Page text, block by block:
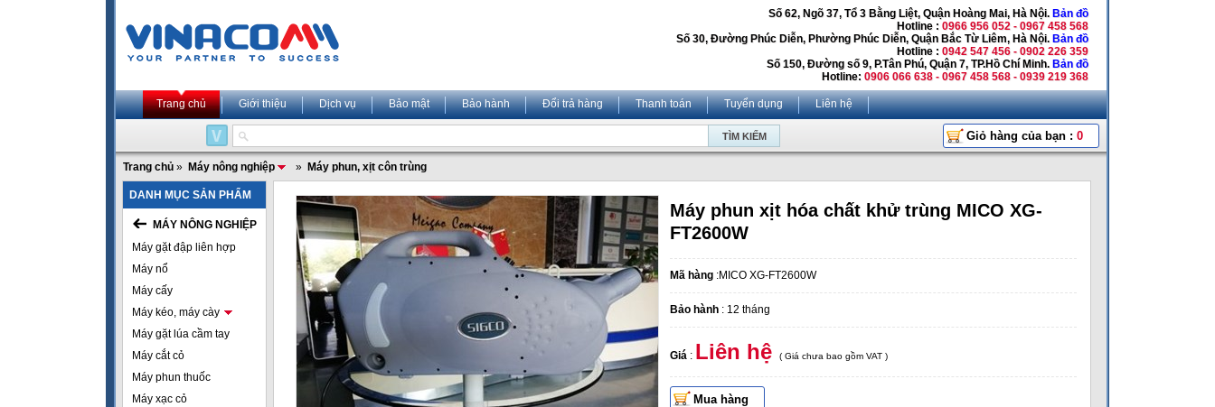
Số 62, Ngõ 37, Tổ 3 Bằng Liệt, Quận Hoàng Mai, Hà Nội. Bản đồ
Hotline : 0966 956 052 - 0967 458 568
Số 30, Đường Phúc Diễn, Phường Phúc Diễn, Quận Bắc Từ Liêm, Hà Nội. Bản đồ
Hotline : 0942 547 456 - 0902 226 359
Số 150, Đường số 9, P.Tân Phú, Quận 7, TP.Hồ Chí Minh. Bản đồ
Hotline: 0906 066 638 - 0967 458 568 - 0939 219 368
Trang chủ Giới thiệu Dịch vụ Bảo mật Bảo hành Đổi trả hàng Thanh toán Tuyển dụng Liên hệ
Giỏ hàng của bạn : 0
Trang chủ » Máy nông nghiệp » Máy phun, xịt côn trùng
DANH MỤC SẢN PHẨM
MÁY NÔNG NGHIỆP
Máy gặt đập liên hợp
Máy nổ
Máy cấy
Máy kéo, máy cày
Máy gặt lúa cầm tay
Máy cắt cỏ
Máy phun thuốc
Máy xạc cỏ
Máy phun xịt hóa chất khử trùng MICO XG-
FT2600W
Mã hàng :MICO XG-FT2600W
Bảo hành : 12 tháng
Giá : Liên hệ ( Giá chưa bao gồm VAT )
Mua hàng